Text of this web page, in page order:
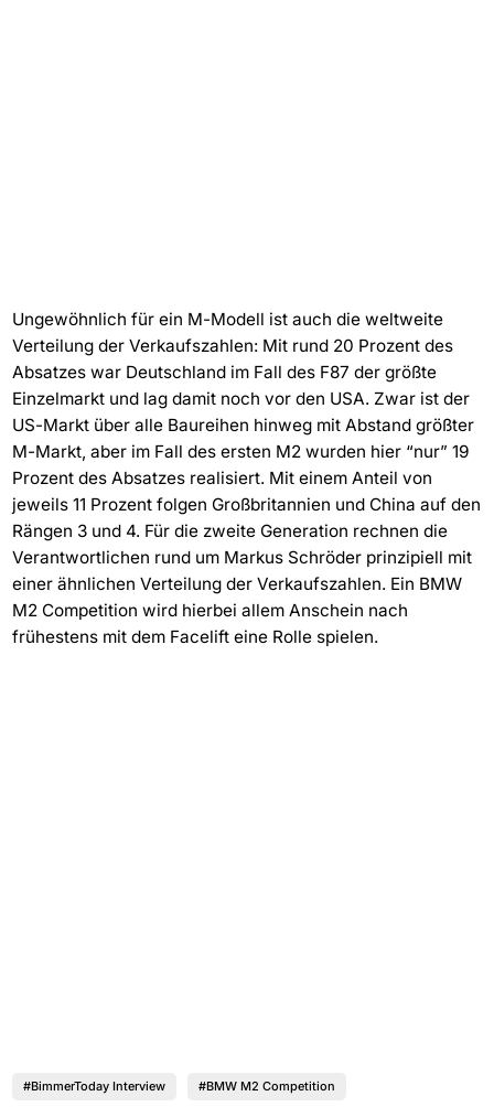
Ungewöhnlich für ein M-Modell ist auch die weltweite
Verteilung der Verkaufszahlen: Mit rund 20 Prozent des
Absatzes war Deutschland im Fall des F87 der größte
Einzelmarkt und lag damit noch vor den USA. Zwar ist der
US-Markt über alle Baureihen hinweg mit Abstand größter
M-Markt, aber im Fall des ersten M2 wurden hier “nur” 19
Prozent des Absatzes realisiert. Mit einem Anteil von
jeweils 11 Prozent folgen Großbritannien und China auf den
Rängen 3 und 4. Für die zweite Generation rechnen die
Verantwortlichen rund um Markus Schröder prinzipiell mit
einer ähnlichen Verteilung der Verkaufszahlen. Ein BMW
M2 Competition wird hierbei allem Anschein nach
frühestens mit dem Facelift eine Rolle spielen.
#BimmerToday Interview #BMW M2 Competition